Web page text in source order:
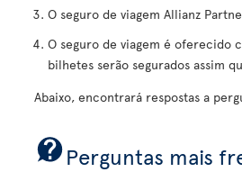
O seguro de viagem Allianz
O seguro de viagem é oferecido
bilhetes serão segurados assim
Abaixo, encontrará respostas a
Perguntas mais